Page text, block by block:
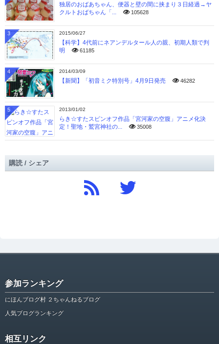
独居のおばあちゃん、便器と壁の間に挟まり３日経過→ヤ
クルトおばちゃん「...
105628
2015/06/27
【科学】4代前にネアンデルタール人の親、初期人類で判
明
61185
3
2014/03/09
【新聞】「初音ミク特別号」4月9日発売 46282
4
2013/01/02
らき☆すたスピンオフ作品「宮河家の空腹」アニメ化決
定！聖地・鷲宮神社の...
35008
5
購読 / シェア
参加ランキング
にほんブログ村 ２ちゃんねるブログ
人気ブログランキング
相互リンク